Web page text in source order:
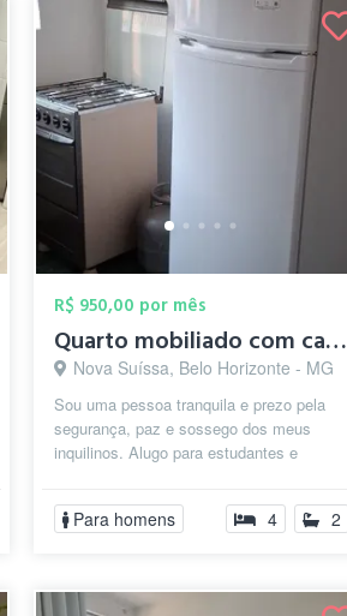
R$ 950,00 por mês
Quarto mobiliado com cama de solteiro e ...
Nova Suíssa, Belo Horizonte - MG
Sou uma pessoa tranquila e prezo pela
segurança, paz e sossego dos meus
inquilinos. Alugo para estudantes e
d...
Para homens 4 2